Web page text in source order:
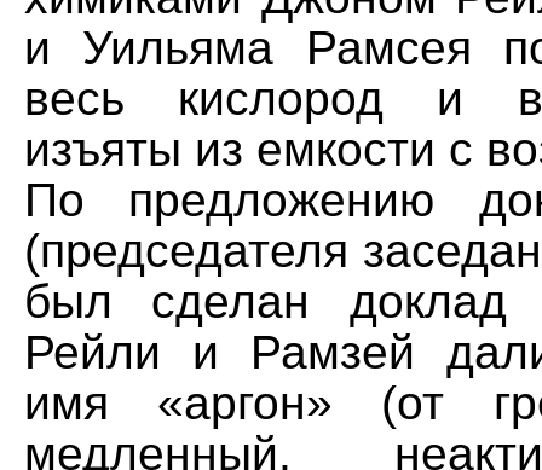
и Уильяма Рамсея
весь кислород и
изъяты из емкости с
По предложению
(председателя
был сделан доклад
Рейли и Рамзей
имя «аргон» (от
медленный,